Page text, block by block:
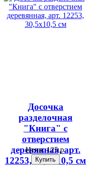
Досочка
разделочная
"Книга" с
отверстием
деревянная, арт.
12253, 30,5х10,5 см
Цена:125 р.